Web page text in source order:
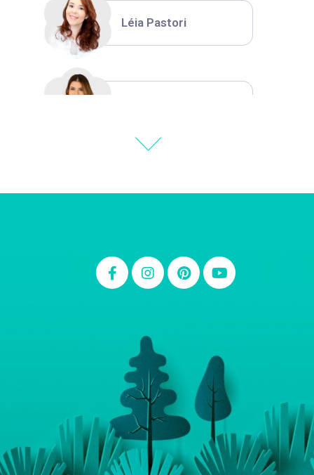
Léia Pastori
Carla Eschberger
Carol Pessoa
Ju Mirthes